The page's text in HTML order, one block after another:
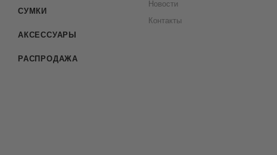
СУМКИ
АКСЕССУАРЫ
РАСПРОДАЖА
Новости
Контакты